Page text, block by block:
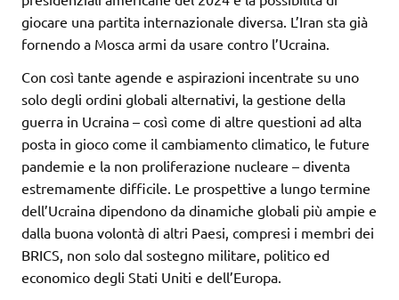
giocare una partita internazionale diversa. L’Iran sta già
fornendo a Mosca armi da usare contro l’Ucraina.
Con così tante agende e aspirazioni incentrate su uno
solo degli ordini globali alternativi, la gestione della
guerra in Ucraina – così come di altre questioni ad alta
posta in gioco come il cambiamento climatico, le future
pandemie e la non proliferazione nucleare – diventa
estremamente difficile. Le prospettive a lungo termine
dell’Ucraina dipendono da dinamiche globali più ampie e
dalla buona volontà di altri Paesi, compresi i membri dei
BRICS, non solo dal sostegno militare, politico ed
economico degli Stati Uniti e dell’Europa.